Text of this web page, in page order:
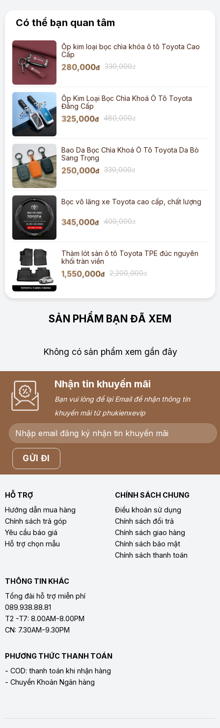
Có thể bạn quan tâm
Ốp kim loại bọc chìa khóa ô tô Toyota Cao
Cấp
280,000đ 330,000đ
Ốp Kim Loại Bọc Chìa Khoá Ô Tô Toyota
Đẳng Cấp
325,000đ 480,000đ
Bao Da Bọc Chìa Khoá Ô Tô Toyota Da Bò
Sang Trọng
250,000đ 330,000đ
Bọc vô lăng xe Toyota cao cấp, chất lượng
345,000đ 400,000đ
Thảm lót sàn ô tô Toyota TPE đúc nguyên
khối tràn viền
1,550,000đ 2,200,000đ
SẢN PHẨM BẠN ĐÃ XEM
Không có sản phẩm xem gần đây
Nhận tin khuyến mãi
Bạn vui lòng để lại Email để nhận thông tin
khuyến mãi từ phukienxevip
HỖ TRỢ
Hướng dẫn mua hàng
Chính sách trả góp
Yêu cầu báo giá
Hỗ trợ chọn mẫu
CHÍNH SÁCH CHUNG
Điều khoản sử dụng
Chính sách đổi trả
Chính sách giao hàng
Chính sách bảo mật
Chính sách thanh toán
THÔNG TIN KHÁC
Tổng đài hỗ trợ miễn phí
089.938.88.81
T2 -T7: 8.00AM-8.00PM
CN: 7.30AM-9.30PM
PHƯƠNG THỨC THANH TOÁN
- COD: thanh toán khi nhận hàng
- Chuyển Khoản Ngân hàng